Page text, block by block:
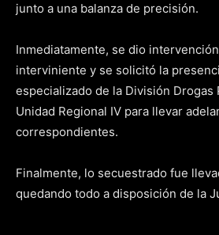
junto a una balanza de precisión.
Inmediatamente, se dio
interviniente y se solicitó la
especializado de la División Drogas
Unidad Regional IV para llevar
correspondientes.
Finalmente, lo secuestrado fue
quedando todo a disposición de la